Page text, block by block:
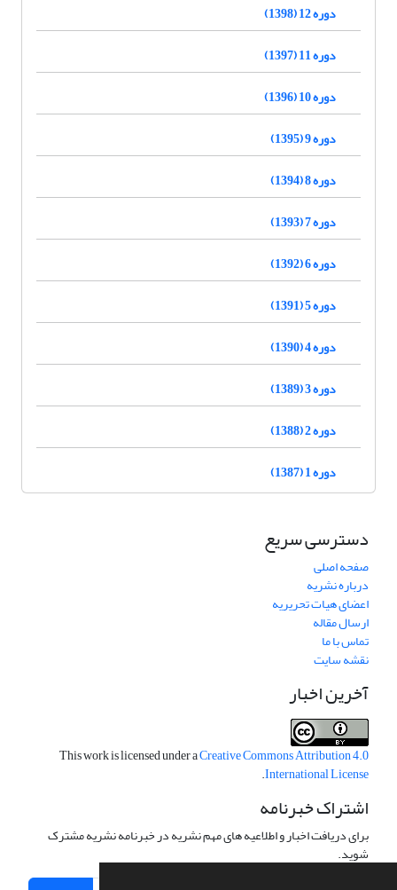
دوره 12 (1398)
دوره 11 (1397)
دوره 10 (1396)
دوره 9 (1395)
دوره 8 (1394)
دوره 7 (1393)
دوره 6 (1392)
دوره 5 (1391)
دوره 4 (1390)
دوره 3 (1389)
دوره 2 (1388)
دوره 1 (1387)
دسترسی سریع
صفحه اصلی
درباره نشریه
اعضای هیات تحریریه
ارسال مقاله
تماس با ما
نقشه سایت
آخرین اخبار
This work is licensed under aCreative Commons Attribution 4.0
International License
.
اشتراک خبرنامه
برای دریافت اخبار و اطلاعیه های مهم نشریه در خبرنامه نشریه مشترک
شوید.